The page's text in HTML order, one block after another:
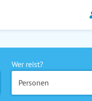
Wer reist?
Personen